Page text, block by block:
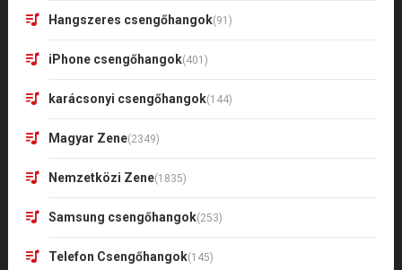
Hangszeres csengőhangok(91)
iPhone csengőhangok(401)
karácsonyi csengőhangok(144)
Magyar Zene(2349)
Nemzetközi Zene(1835)
Samsung csengőhangok(253)
Telefon Csengőhangok(145)